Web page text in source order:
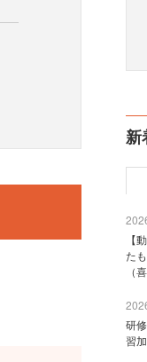
新
【
た
（
研
習